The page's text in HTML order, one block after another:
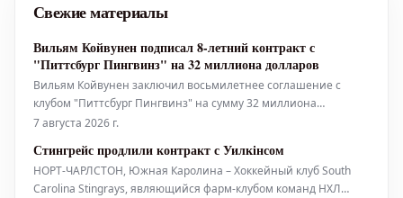
представительницей Филиппин,
Свежие материалы
Вильям Койвунен подписал 8-летний контракт с
"Питтсбург Пингвинз" на 32 миллиона долларов
Вильям Койвунен заключил восьмилетнее соглашение с
клубом "Питтсбург Пингвинз" на сумму 32 миллиона
долларов. Среднегодовая стоимость контракта составляет 4
сезоне набрал семь очков (две шайбы, пять результативных
передач) в 39 матчах за "Пи
7 августа 2026 г.
Стингрейс продлили контракт с Уилкінсом
НОРТ-ЧАРЛСТОН, Южная Каролина – Хоккейный клуб South
Carolina Stingrays, являющийся фарм-клубом команд НХЛ